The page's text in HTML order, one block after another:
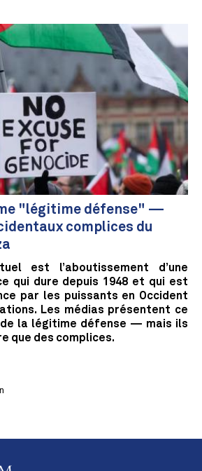
"légitime défense" —
complices du
est l’aboutissement d’une
qui dure depuis 1948 et qui est
par les puissants en Occident
Les médias présentent ce
de la légitime défense — mais ils
que des complices.